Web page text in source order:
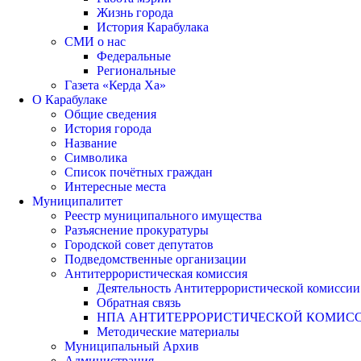
Жизнь города
История Карабулака
СМИ о нас
Федеральные
Региональные
Газета «Керда Ха»
О Карабулаке
Общие сведения
История города
Название
Символика
Список почётных граждан
Интересные места
Муниципалитет
Реестр муниципального имущества
Разъяснение прокуратуры
Городской совет депутатов
Подведомственные организации
Антитеррористическая комиссия
Деятельность Антитеррористической комиссии
Обратная связь
НПА АНТИТЕРРОРИСТИЧЕСКОЙ
Методические материалы
Муниципальный Архив